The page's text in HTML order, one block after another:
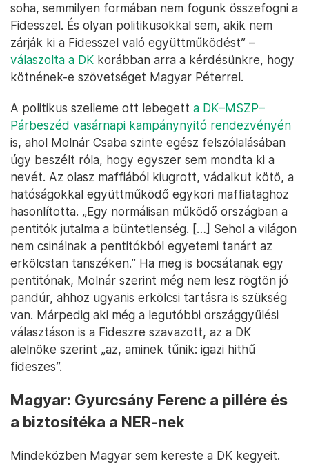
soha, semmilyen formában nem fogunk összefogni a
Fidesszel. És olyan politikusokkal sem, akik nem
zárják ki a Fidesszel való együttműködést” –
válaszolta a DK korábban arra a kérdésünkre, hogy
kötnének-e szövetséget Magyar Péterrel.
A politikus szelleme ott lebegett a DK–MSZP–
Párbeszéd vasárnapi kampánynyitó rendezvényén
is, ahol Molnár Csaba szinte egész felszólalásában
úgy beszélt róla, hogy egyszer sem mondta ki a
nevét. Az olasz maffiából kiugrott, vádalkut kötő, a
hatóságokkal együttműködő egykori maffiataghoz
hasonlította. „Egy normálisan működő országban a
pentitók jutalma a büntetlenség. […] Sehol a világon
nem csinálnak a pentitókból egyetemi tanárt az
erkölcstan tanszéken.” Ha meg is bocsátanak egy
pentitónak, Molnár szerint még nem lesz rögtön jó
pandúr, ahhoz ugyanis erkölcsi tartásra is szükség
van. Márpedig aki még a legutóbbi országgyűlési
választáson is a Fideszre szavazott, az a DK
alelnöke szerint „az, aminek tűnik: igazi hithű
fideszes”.
Magyar: Gyurcsány Ferenc a pillére és
a biztosítéka a NER-nek
Mindeközben Magyar sem kereste a DK kegyeit.